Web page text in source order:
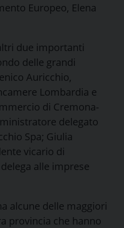
Europeo, Elena
due importanti
delle grandi
Auricchio,
Lombardia e
di Cremona-
delegato
Spa; Giulia
vicario di
alle imprese
alcune delle maggiori
provincia che hanno